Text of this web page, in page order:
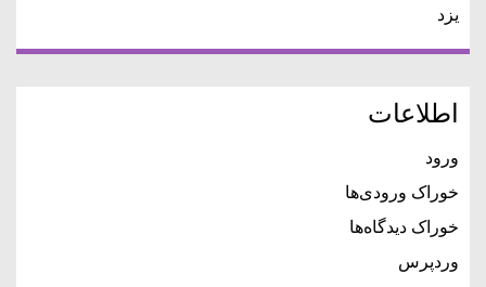
یزد
اطلاعات
ورود
خوراک ورودی‌ها
خوراک دیدگاه‌ها
وردپرس